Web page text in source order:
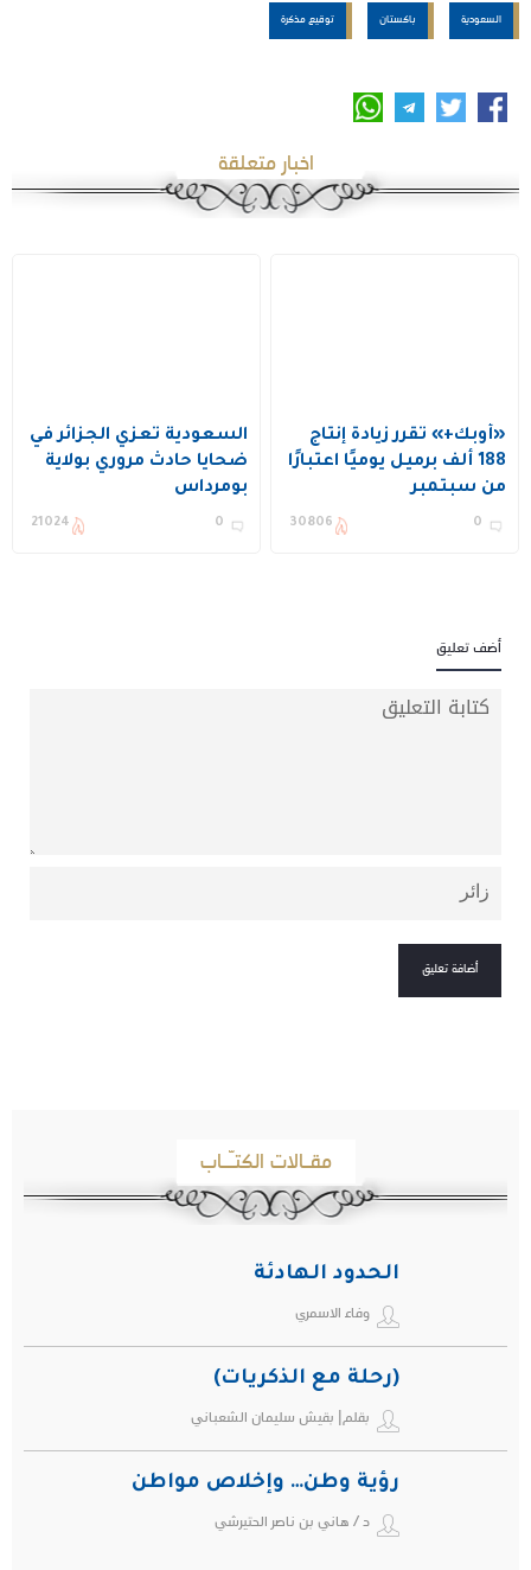
السعودية باكستان توقيع مذكرة
اخبار متعلقة
«أوبك+» تقرر زيادة إنتاج
188 ألف برميل يوميًا اعتبارًا
من سبتمبر
0
30806
السعودية تعزي الجزائر في
ضحايا حادث مروري بولاية
بومرداس
0
21024
أضف تعليق
مقـالات الكتـّـاب
الحدود الهادئة
وفاء الاسمري
(رحلة مع الذكريات)
بقلم| بقيش سليمان الشعباني
رؤية وطن… وإخلاص مواطن
د / هاني بن ناصر الحتيرشي